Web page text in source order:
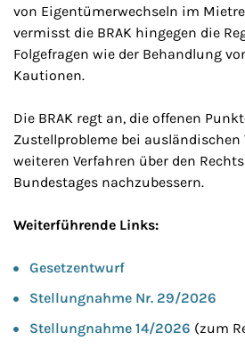
von Eigentümerwechseln im
vermisst die BRAK hingegen die
Folgefragen wie der Behandlung
Kautionen.
Die BRAK regt an, die offenen
Zustellprobleme bei ausländischen
weiteren Verfahren über den
Bundestages nachzubessern.
Weiterführende Links:
Gesetzentwurf
Stellungnahme Nr. 29/2026
Stellungnahme 14/2026 (zum